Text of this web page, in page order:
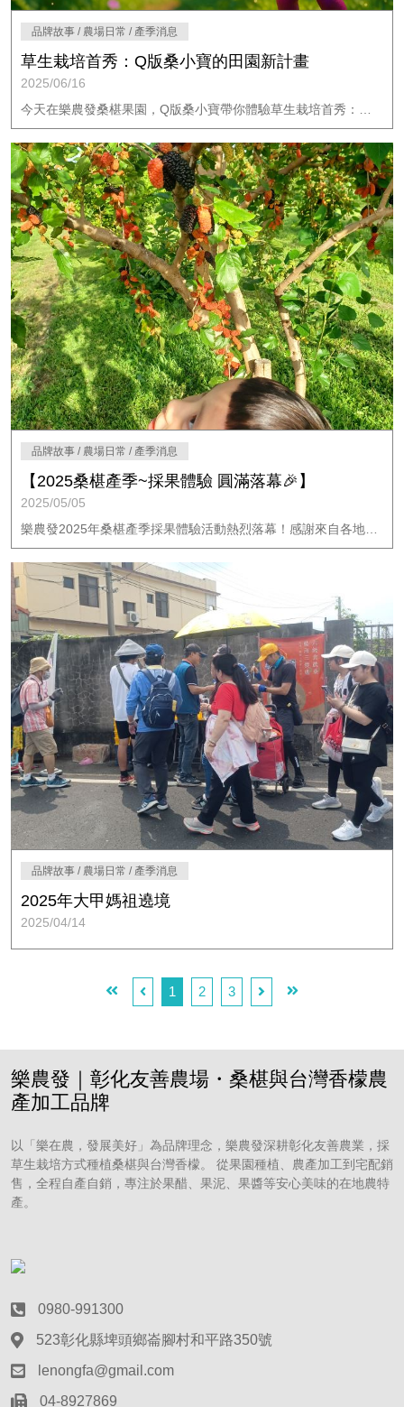
品牌故事 / 農場日常 / 產季消息
草生栽培首秀：Q版桑小寶的田園新計畫
2025/06/16
品牌故事 / 農場日常 / 產季消息
【2025桑椹產季~採果體驗 圓滿落幕🎉】
2025/05/05
品牌故事 / 農場日常 / 產季消息
2025年大甲媽祖遶境
2025/04/14
1 2 3
樂農發｜彰化友善農場・桑椹與台灣香檬農
產加工品牌
以「樂在農，發展美好」為品牌理念，樂農發深耕彰化友善農業，採
草生栽培方式種植桑椹與台灣香檬。 從果園種植、農產加工到宅配銷
售，全程自產自銷，專注於果醋、果泥、果醬等安心美味的在地農特
產。
0980-991300
523彰化縣埤頭鄉崙腳村和平路350號
lenongfa@gmail.com
04-8927869